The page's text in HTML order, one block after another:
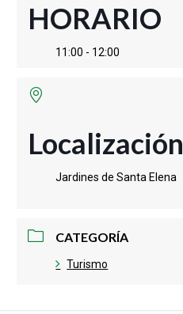
HORARIO
11:00 - 12:00
Localización
Jardines de Santa Elena
CATEGORÍA
Turismo